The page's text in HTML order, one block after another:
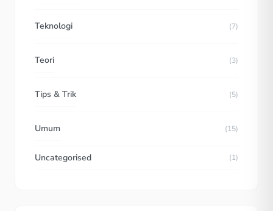
Teknologi (7)
Teori (3)
Tips & Trik (5)
Umum (15)
Uncategorised (1)